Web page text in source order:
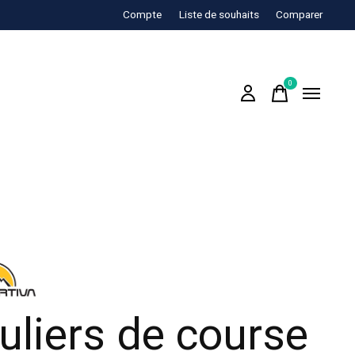
Compte Liste de souhaits Comparer
0items
de course